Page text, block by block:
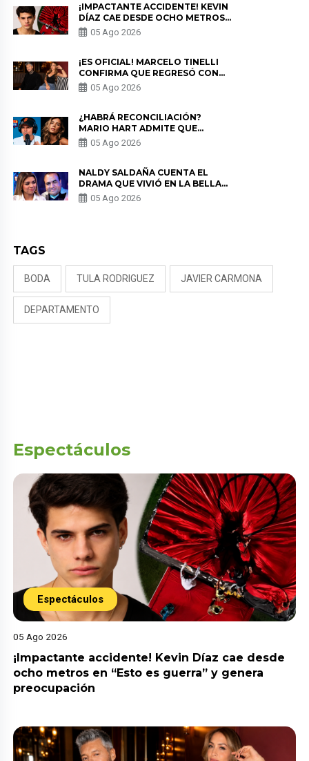
¡IMPACTANTE ACCIDENTE! KEVIN
DÍAZ CAE DESDE OCHO METROS
EN “ESTO ES GUERRA” Y GENERA
PREOCUPACIÓN
05 Ago 2026
¡ES OFICIAL! MARCELO TINELLI
CONFIRMA QUE REGRESÓ CON
MILETT FIGUEROA: “EL AMOR
PUDO MÁS”
05 Ago 2026
¿HABRÁ RECONCILIACIÓN?
MARIO HART ADMITE QUE
PODRÍA VOLVER CON KORINA
RIVADENEIRA: “NO LE CERRARÍA
05 Ago 2026
NALDY SALDAÑA CUENTA EL
DRAMA QUE VIVIÓ EN LA BELLA
LUZ TRAS DENUNCIA AL
DIRECTOR MUSICAL: “NO ME
05 Ago 2026
TAGS
BODA TULA RODRIGUEZ JAVIER CARMONA
DEPARTAMENTO
Espectáculos
Espectáculos
05 Ago 2026
¡Impactante accidente! Kevin Díaz cae desde
ocho metros en “Esto es guerra” y genera
preocupación